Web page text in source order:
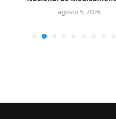
agosto 5, 2026